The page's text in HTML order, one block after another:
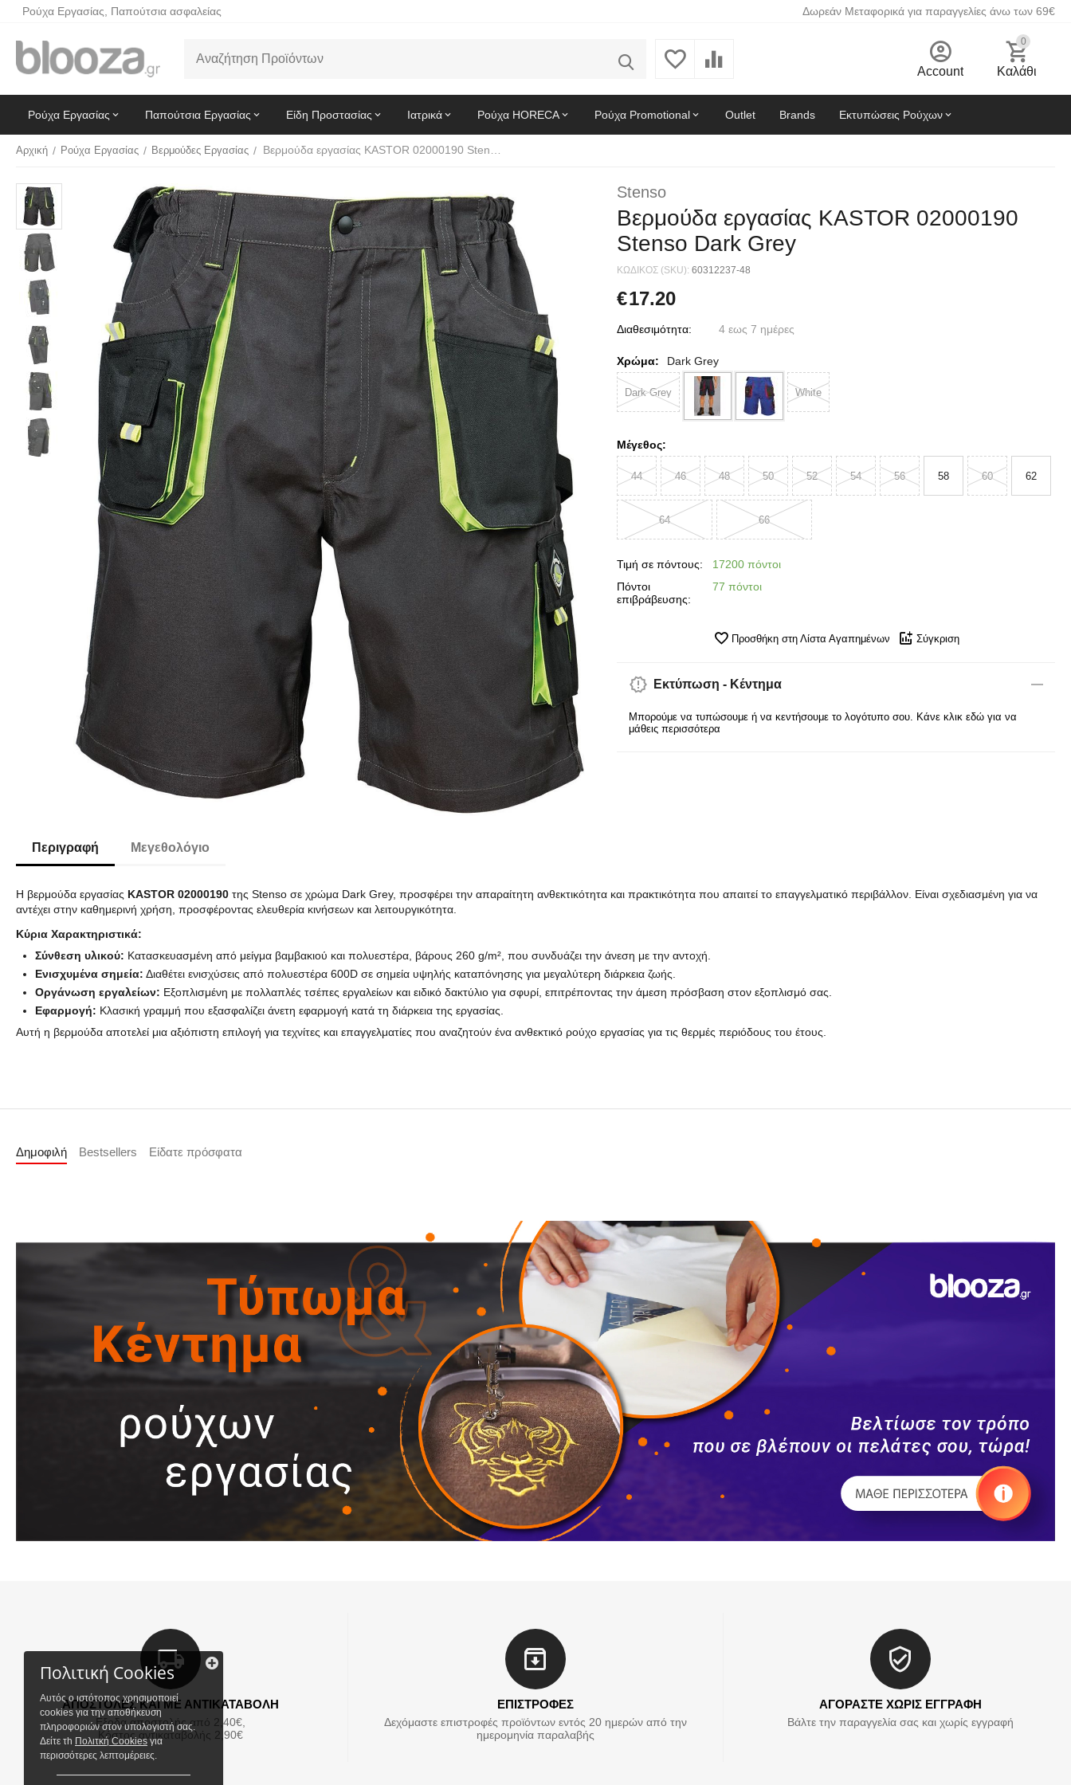
Ρούχα Εργασίας, Παπούτσια ασφαλείας Δωρεάν Μεταφορικά για παραγγελίες άνω των 69€
Account
0
Καλάθι
Ρούχα Εργασίας Παπούτσια Εργασίας Είδη Προστασίας Ιατρικά Ρούχα HORECA Ρούχα Promotional Outlet Brands Εκτυπώσεις Ρούχων
Αρχική / Ρούχα Εργασίας / Βερμούδες Εργασίας /
Stenso
Bερμούδα εργασίας KASTOR 02000190
Stenso Dark Grey
ΚΩΔΙΚΟΣ (SKU): 60312237-48
€17.20
Διαθεσιμότητα: 4 εως 7 ημέρες
Χρώμα: Dark Grey
Dark Grey White
Μέγεθος:
44 46 48 50 52 54 56 58 60 62
64 66
Τιμή σε πόντους:
17200 πόντοι
Πόντοι
επιβράβευσης:
77 πόντοι
Προσθήκη στη Λίστα Αγαπημένων Σύγκριση
Εκτύπωση - Κέντημα
Μπορούμε να τυπώσουμε ή να κεντήσουμε το λογότυπο σου. Κάνε κλικ εδώ για να
μάθεις περισσότερα
Περιγραφή Μεγεθολόγιο
Η βερμούδα εργασίας KASTOR 02000190 της Stenso σε χρώμα Dark Grey, προσφέρει την απαραίτητη ανθεκτικότητα και πρακτικότητα που απαιτεί το επαγγελματικό περιβάλλον. Είναι σχεδιασμένη για να
αντέχει στην καθημερινή χρήση, προσφέροντας ελευθερία κινήσεων και λειτουργικότητα.
Κύρια Χαρακτηριστικά:
Σύνθεση υλικού: Κατασκευασμένη από μείγμα βαμβακιού και πολυεστέρα, βάρους 260 g/m², που συνδυάζει την άνεση με την αντοχή.
Ενισχυμένα σημεία: Διαθέτει ενισχύσεις από πολυεστέρα 600D σε σημεία υψηλής καταπόνησης για μεγαλύτερη διάρκεια ζωής.
Οργάνωση εργαλείων: Εξοπλισμένη με πολλαπλές τσέπες εργαλείων και ειδικό δακτύλιο για σφυρί, επιτρέποντας την άμεση πρόσβαση στον εξοπλισμό σας.
Εφαρμογή: Κλασική γραμμή που εξασφαλίζει άνετη εφαρμογή κατά τη διάρκεια της εργασίας.
Αυτή η βερμούδα αποτελεί μια αξιόπιστη επιλογή για τεχνίτες και επαγγελματίες που αναζητούν ένα ανθεκτικό ρούχο εργασίας για τις θερμές περιόδους του έτους.
Δημοφιλή Bestsellers Είδατε πρόσφατα
ΑΠΟΣΤΟΛΕΣ ΚΑΙ ΜΕ ΑΝΤΙΚΑΤΑΒΟΛΗ
Εξοδα αποστολής από 2,40€,
Κόστος αντικαταβολής 2,90€
ΕΠΙΣΤΡΟΦΕΣ
Δεχόμαστε επιστροφές προϊόντων εντός 20 ημερών από την
ημερομηνία παραλαβής
ΑΓΟΡΑΣΤΕ ΧΩΡΙΣ ΕΓΓΡΑΦΗ
Βάλτε την παραγγελία σας και χωρίς εγγραφή
Πολιτική Cookies
Αυτός ο ιστότοπος χρησιμοποιεί
cookies για την αποθήκευση
πληροφοριών στον υπολογιστή σας.
Δείτε τh Πολιτκή Cookiesγια
περισσότερες λεπτομέρειες.